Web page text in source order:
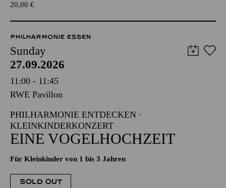
20,00 €
PHILHARMONIE ESSEN
Sunday
27.09.2026
11:00 - 11:45
RWE Pavillon
PHILHARMONIE ENTDECKEN ·
KLEINKINDERKONZERT
EINE VOGELHOCHZEIT
Für Kleinkinder von 1 bis 3 Jahren
SOLD OUT